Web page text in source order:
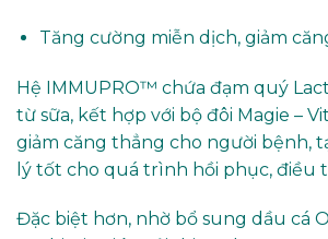
Tăng cường miễn dịch, giảm
Hệ IMMUPRO™ chứa đạm quý
từ sữa, kết hợp với bộ đôi Magie –
giảm căng thẳng cho người bệnh,
lý tốt cho quá trình hồi phục, điều
Đặc biệt hơn, nhờ bổ sung dầu cá